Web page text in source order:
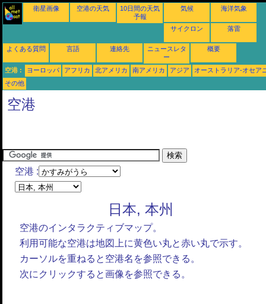
衛星画像 空港の天気
10日間の天気
予報
気候 海洋気象
サイクロン 落雷
よくある質問 言語 連絡先
ニュースレタ
ー
概要
空港 : ヨーロッパ アフリカ 北アメリカ 南アメリカ アジア
オーストラリア-オセア
その他
空港
空港 :
日本, 本州
空港のインタラクティブマップ。
利用可能な空港は地図上に黄色い丸と赤い丸で示す。
カーソルを重ねると空港名を参照できる。
次にクリックすると画像を参照できる。